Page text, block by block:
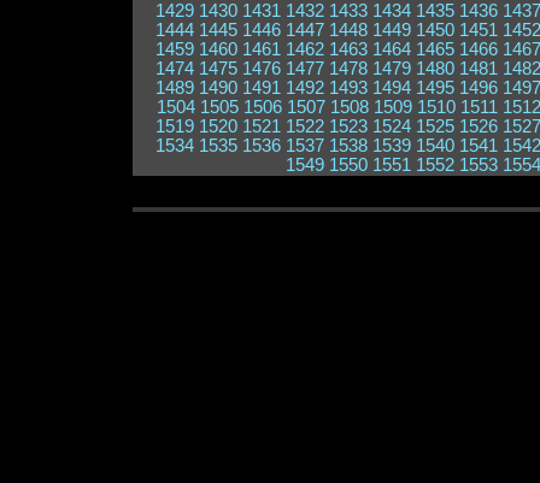
1429 1430 1431 1432 1433 1434 1435 1436 1437
1444 1445 1446 1447 1448 1449 1450 1451 1452
1459 1460 1461 1462 1463 1464 1465 1466 1467
1474 1475 1476 1477 1478 1479 1480 1481 1482
1489 1490 1491 1492 1493 1494 1495 1496 1497
1504 1505 1506 1507 1508 1509 1510 1511 1512
1519 1520 1521 1522 1523 1524 1525 1526 1527
1534 1535 1536 1537 1538 1539 1540 1541 1542
1549 1550 1551 1552 1553 1554